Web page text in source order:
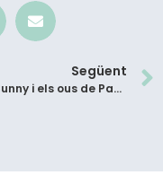
Següent
Bugs Bunny i els ous de Pasqua!!